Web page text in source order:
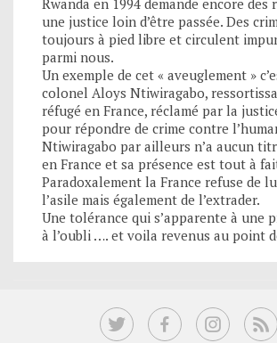
une justice loin d’être passée. Des
toujours à pied libre et circulent
parmi nous.
Un exemple de cet « aveuglement »
colonel Aloys Ntiwiragabo,
réfugé en France, réclamé par la
pour répondre de crime contre
Ntiwiragabo par ailleurs n’a aucun
en France et sa présence est tout à
Paradoxalement la France refuse de
l’asile mais également de l’extrader.
Une tolérance qui s’apparente à une
à l’oubli …. et voila revenus au point